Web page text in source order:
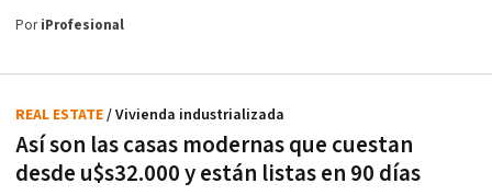
PoriProfesional
Así son las casas modernas que cuestan
desde u$s32.000 y están listas en 90 días
REAL ESTATE/ Vivienda industrializada